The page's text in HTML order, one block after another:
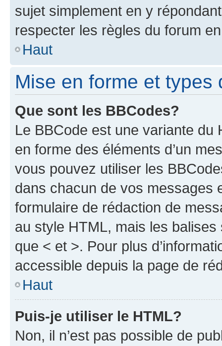
sujet simplement en y
respecter les règles du forum
Haut
Mise en forme et types
Que sont les BBCodes?
Le BBCode est une variante du
en forme des éléments d’un
vous pouvez utiliser les
dans chacun de vos messages
formulaire de rédaction de
au style HTML, mais les
que < et >. Pour plus
accessible depuis la page de
Haut
Puis-je utiliser le HTML?
Non, il n’est pas possible de